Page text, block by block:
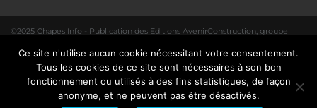
©2025 Chapes Info - Publication des Editions AvenirConstruction, groupe
01 40 31 64 80 |
Rédaction Mentions légales – Politique de confidentialité
Site :Seedcom.fr
Ce site n'utilise aucun cookie nécessitant votre consentement.
Tous les cookies de ce site sont nécessaires à son bon
fonctionnement ou utilisés à des fins statistiques, de façon
anonyme, et ne peuvent pas être désactivés.